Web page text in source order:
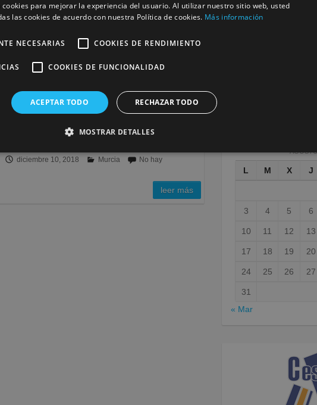
la importancia del JUEGO, ya no solo en la
y en la senectud. EL JUEGO LIBERA
NOS HACE MÁS…
diciembre 10, 2018 Murcia
No hay
leer más
EDUCACIONAL
L M X J
3 4 5 6
10 11 12 13
17 18 19 20
24 25 26 27
31
« Mar
cookies para mejorar la experiencia del usuario. Al utilizar nuestro sitio web, usted
las cookies de acuerdo con nuestra Política de cookies. Más información
NECESARIAS COOKIES DE RENDIMIENTO
COOKIES DE FUNCIONALIDAD
ACEPTAR TODO RECHAZAR TODO
MOSTRAR DETALLES